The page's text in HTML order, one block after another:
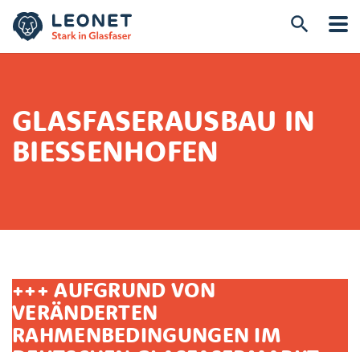
GLASFASERAUSBAU IN
BIESSENHOFEN
+++ AUFGRUND VON
VERÄNDERTEN
RAHMENBEDINGUNGEN IM